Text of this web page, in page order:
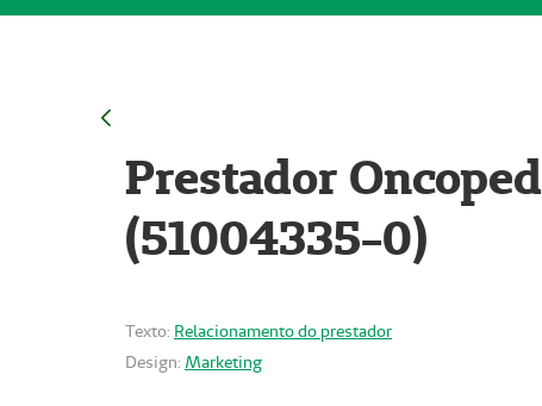
Prestador
(51004335-0)
Texto: Relacionamento do prestador
Design: Marketing